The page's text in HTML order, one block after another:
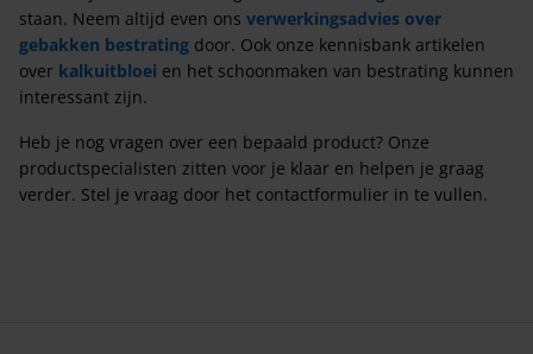
staan. Neem altijd even ons verwerkingsadvies over
gebakken bestrating door. Ook onze kennisbank artikelen
over kalkuitbloei en het schoonmaken van bestrating kunnen
interessant zijn.
Heb je nog vragen over een bepaald product? Onze
productspecialisten zitten voor je klaar en helpen je graag
verder. Stel je vraag door het contactformulier in te vullen.